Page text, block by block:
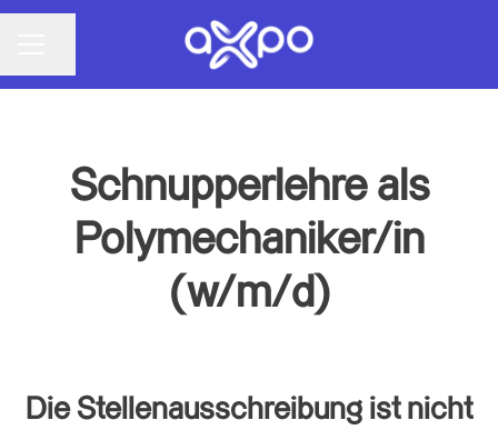
Schnupperlehre als
Polymechaniker/in
(w/m/d)
Die Stellenausschreibung ist nicht